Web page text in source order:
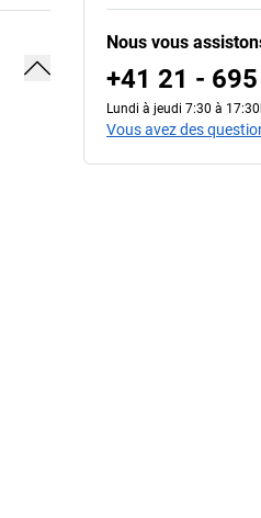
Nous vous
+41 21 -
Lundi à jeudi 7:30 à
Vous avez des